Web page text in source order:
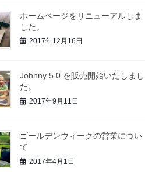
ホームページをリニューアルしま
した。
2017年12月16日
Johnny 5.0 を販売開始いたしまし
た。
2017年9月11日
ゴールデンウィークの営業につい
て
2017年4月1日